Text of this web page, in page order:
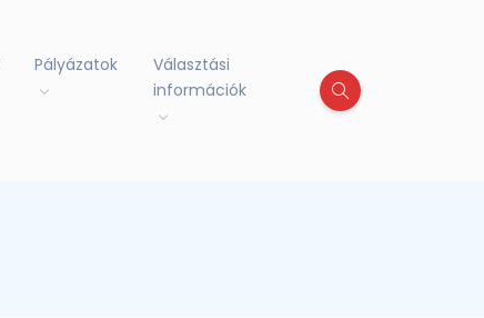
Pályázatok
Választási
információk